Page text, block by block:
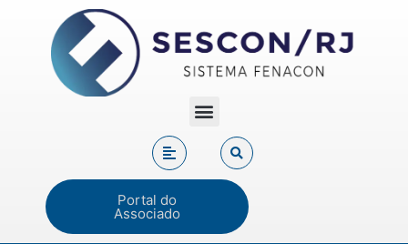
Portal do
Associado